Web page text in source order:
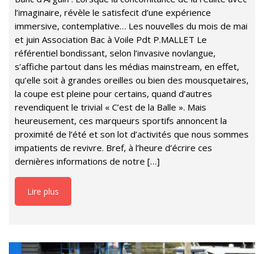
l’imaginaire, révèle le satisfecit d’une expérience
immersive, contemplative… Les nouvelles du mois de mai
et juin Association Bac à Voile Pdt P.MALLET Le
référentiel bondissant, selon l’invasive novlangue,
s’affiche partout dans les médias mainstream, en effet,
qu’elle soit à grandes oreilles ou bien des mousquetaires,
la coupe est pleine pour certains, quand d’autres
revendiquent le trivial « C’est de la Balle ». Mais
heureusement, ces marqueurs sportifs annoncent la
proximité de l’été et son lot d’activités que nous sommes
impatients de revivre. Bref, à l’heure d’écrire ces
dernières informations de notre […]
Lire plus